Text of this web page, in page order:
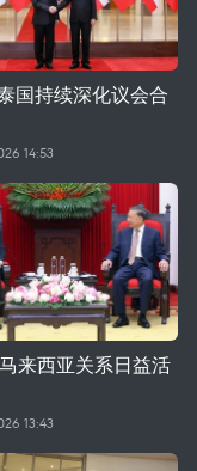
国持续深化议会合
14:53
来西亚关系日益活
13:43